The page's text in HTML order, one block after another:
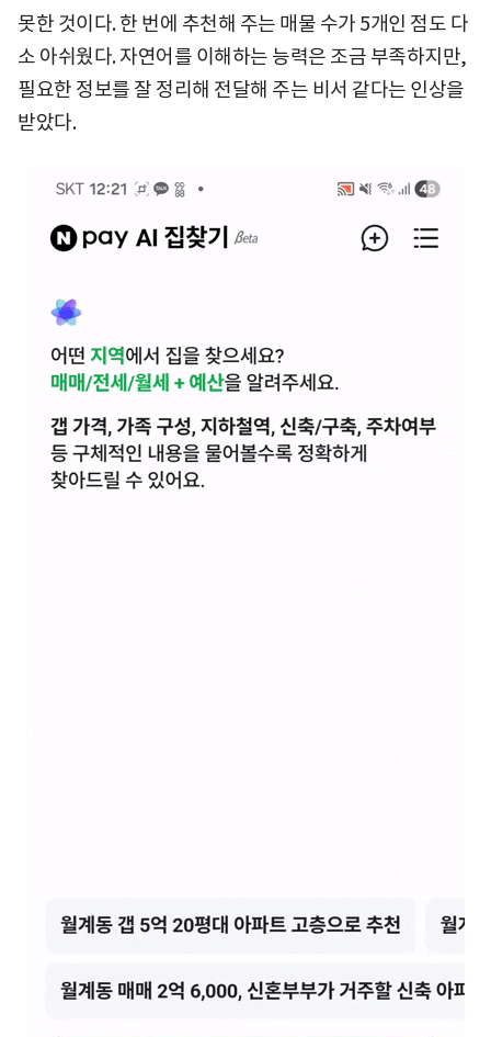
못한 것이다. 한 번에 추천해 주는 매물 수가 5개인 점도 다
소 아쉬웠다. 자연어를 이해하는 능력은 조금 부족하지만,
필요한 정보를 잘 정리해 전달해 주는 비서 같다는 인상을
받았다.